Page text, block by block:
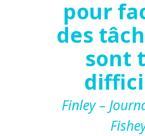
pour
des
sont
Finley –